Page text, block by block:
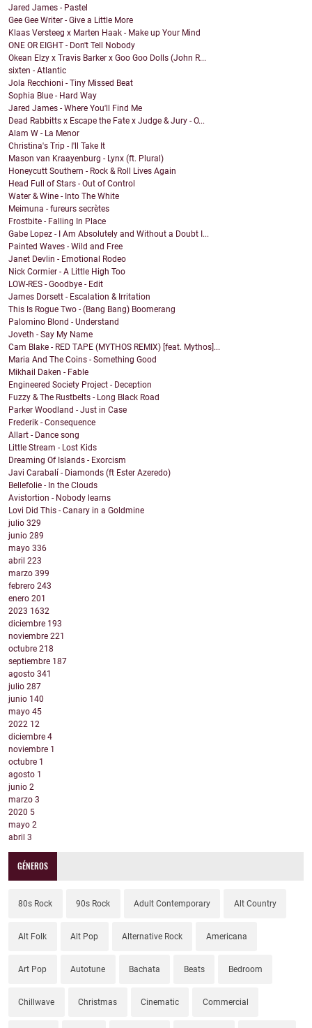
Jared James - Pastel
Gee Gee Writer - Give a Little More
Klaas Versteeg x Marten Haak - Make up Your Mind
ONE OR EIGHT - Don't Tell Nobody
Okean Elzy x Travis Barker x Goo Goo Dolls (John R...
sixten - Atlantic
Jola Recchioni - Tiny Missed Beat
Sophia Blue - Hard Way
Jared James - Where You'll Find Me
Dead Rabbitts x Escape the Fate x Judge & Jury - O...
Alam W - La Menor
Christina's Trip - I'll Take It
Mason van Kraayenburg - Lynx (ft. Plural)
Honeycutt Southern - Rock & Roll Lives Again
Head Full of Stars - Out of Control
Water & Wine - Into The White
Meimuna - fureurs secrètes
Frostbite - Falling In Place
Gabe Lopez - I Am Absolutely and Without a Doubt I...
Painted Waves - Wild and Free
Janet Devlin - Emotional Rodeo
Nick Cormier - A Little High Too
LOW-RES - Goodbye - Edit
James Dorsett - Escalation & Irritation
This Is Rogue Two - (Bang Bang) Boomerang
Palomino Blond - Understand
Joveth - Say My Name
Cam Blake - RED TAPE (MYTHOS REMIX) [feat. Mythos]...
Maria And The Coins - Something Good
Mikhail Daken - Fable
Engineered Society Project - Deception
Fuzzy & The Rustbelts - Long Black Road
Parker Woodland - Just in Case
Frederik - Consequence
Allart - Dance song
Little Stream - Lost Kids
Dreaming Of Islands - Exorcism
Javi Carabalí - Diamonds (ft Ester Azeredo)
Bellefolie - In the Clouds
Avistortion - Nobody learns
Lovi Did This - Canary in a Goldmine
julio 329
junio 289
mayo 336
abril 223
marzo 399
febrero 243
enero 201
2023 1632
diciembre 193
noviembre 221
octubre 218
septiembre 187
agosto 341
julio 287
junio 140
mayo 45
2022 12
diciembre 4
noviembre 1
octubre 1
agosto 1
junio 2
marzo 3
2020 5
mayo 2
abril 3
GÉNEROS
80s Rock 90s Rock Adult Contemporary Alt Country
Alt Folk Alt Pop Alternative Rock Americana
Art Pop Autotune Bachata Beats Bedroom
Chillwave Christmas Cinematic Commercial